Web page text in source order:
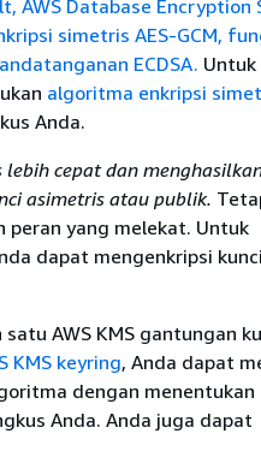
AWS Database Encryption
simetris AES-GCM,
ECDSA. Untuk
algoritma enkripsi
Anda.
cepat dan
asimetris atau publik.
peran yang melekat. Untuk
dapat mengenkripsi
AWS KMS gantungan
KMS keyring, Anda dapat
dengan menentukan
Anda. Anda juga dapat